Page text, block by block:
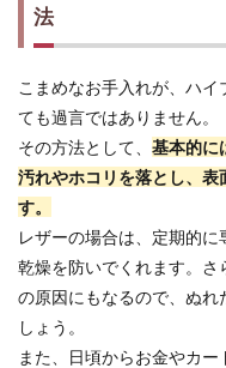
法
こまめなお手入れが、ハ
ても過言ではありません。
その方法として、 基本的に
汚れやホコリを落とし、表
す。
レザーの場合は、定期的
乾燥を防いでくれます。
の原因にもなるので、ぬれ
しょう。
また、日頃からお金やカ